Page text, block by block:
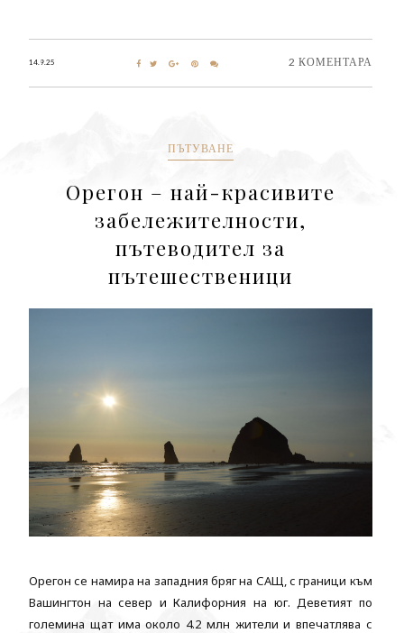
14.9.25 2 КОМЕНТАРА
ПЪТУВАНЕ
Орегон – най-красивите
забележителности,
пътеводител за
пътешественици
Орегон се намира на западния бряг на САЩ, с граници към
Вашингтон на север и Калифорния на юг. Деветият по
големина щат има около 4.2 млн жители и впечатлява с